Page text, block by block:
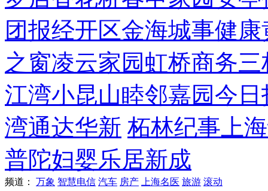
团报经开区金海城事健康
之窗凌云家园虹桥商务三
江湾小昆山睦邻嘉园今日
湾通达华新 柘林纪事 上
普陀妇婴乐居新成
频道： 万象 智慧电信 汽车 房产 上海名医 旅游 滚动